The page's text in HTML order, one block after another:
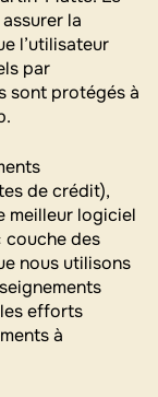
la
l’utilisateur
par
sont protégés à
de crédit),
meilleur logiciel
couche des
nous utilisons
efforts
à